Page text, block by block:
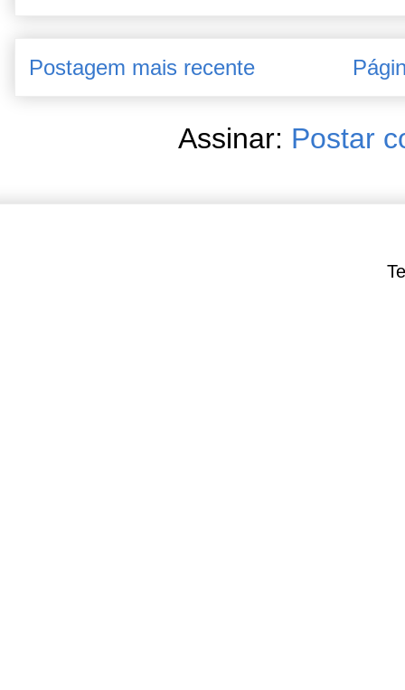
Postagem mais recente
Assinar: Postar